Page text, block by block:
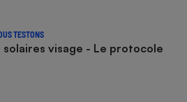
TESTONS
solaires visage - Le protocole